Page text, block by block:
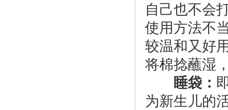
自己也不会
使用方法不
较温和又好
将棉捻蘸湿
睡袋：
为新生儿的